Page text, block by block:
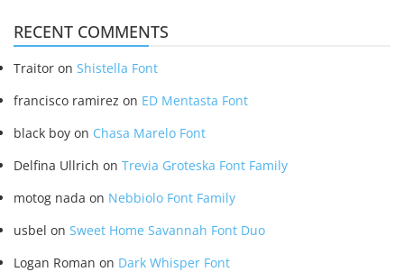
RECENT COMMENTS
Traitor on Shistella Font
francisco ramirez on ED Mentasta Font
black boy on Chasa Marelo Font
Delfina Ullrich on Trevia Groteska Font Family
motog nada on Nebbiolo Font Family
usbel on Sweet Home Savannah Font Duo
Logan Roman on Dark Whisper Font